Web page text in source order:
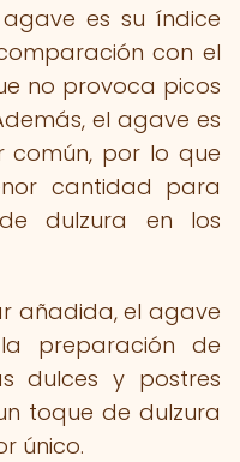
es su índice
con el
no provoca picos
el agave es
común, por lo que
cantidad para
dulzura en los
añadida, el agave
preparación de
dulces y postres
toque de dulzura
único.